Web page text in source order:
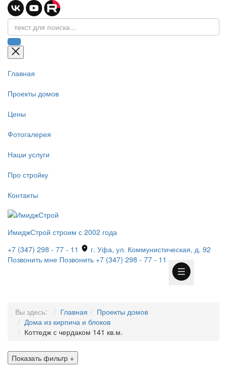
Главная
Проекты домов
Цены
Фотогалерея
Наши услуги
Про стройку
Контакты
ИмиджСтрой строим с 2002 года
+7 (347) 298 - 77 - 11
г. Уфа, ул. Коммунистическая, д. 92
Позвонить мне Позвонить +7 (347) 298 - 77 - 11
Вы здесь: Главная
Проекты домов
Дома из кирпича и блоков
Коттедж с чердаком 141 кв.м.
Показать фильтр +